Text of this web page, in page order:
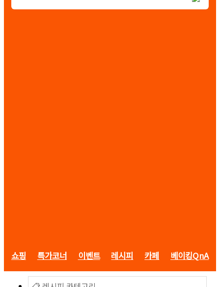
쇼핑 특가코너 이벤트 레시피 카페 베이킹QnA